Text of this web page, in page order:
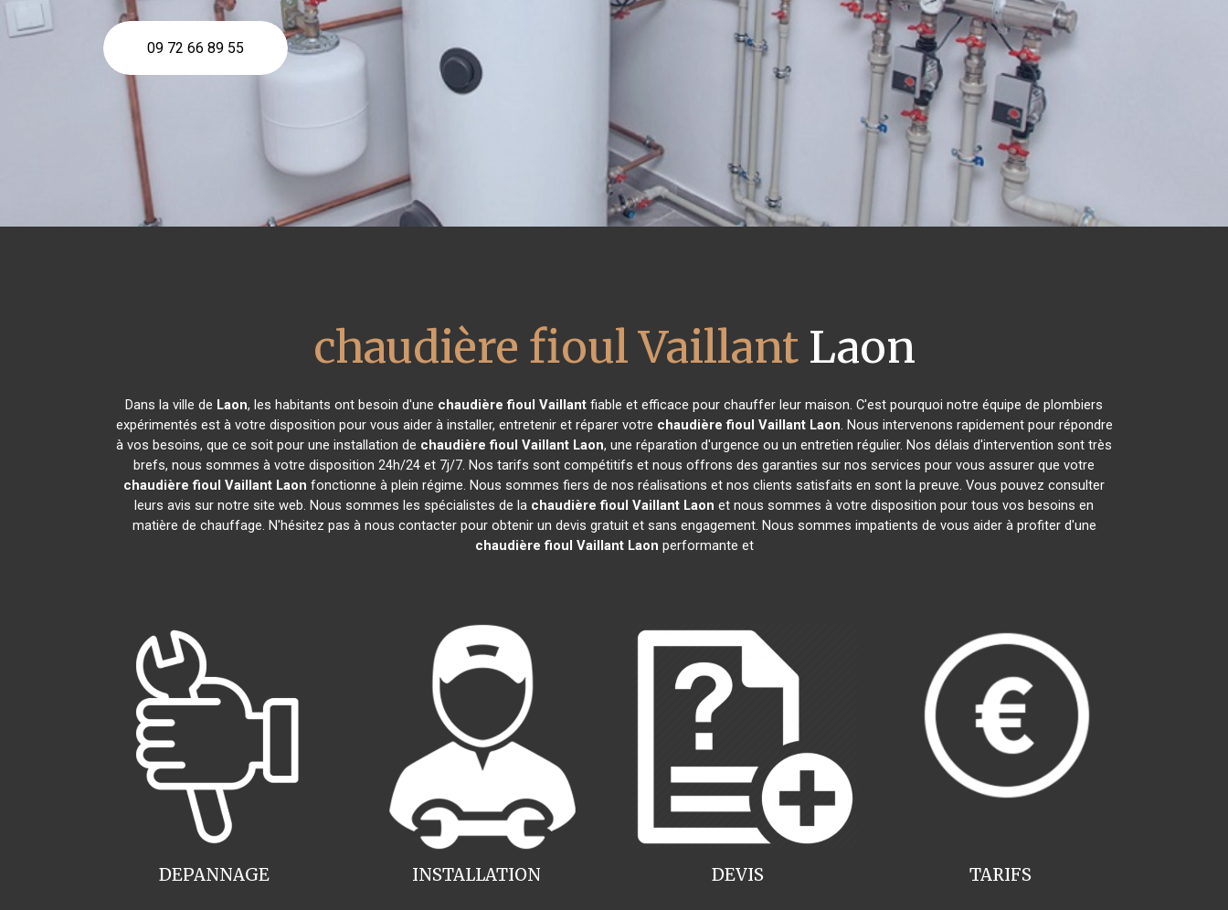
09 72 66 89 55
chaudière fioul VaillantLaon
Dans la ville de Laon, les habitants ont besoin d'une chaudière fioul Vaillant fiable et efficace pour chauffer leur maison. C'est pourquoi notre équipe de plombiers
expérimentés est à votre disposition pour vous aider à installer, entretenir et réparer votre chaudière fioul Vaillant Laon. Nous intervenons rapidement pour répondre
à vos besoins, que ce soit pour une installation de chaudière fioul Vaillant Laon, une réparation d'urgence ou un entretien régulier. Nos délais d'intervention sont très
brefs, nous sommes à votre disposition 24h/24 et 7j/7. Nos tarifs sont compétitifs et nous offrons des garanties sur nos services pour vous assurer que votre
chaudière fioul Vaillant Laon fonctionne à plein régime. Nous sommes fiers de nos réalisations et nos clients satisfaits en sont la preuve. Vous pouvez consulter
leurs avis sur notre site web. Nous sommes les spécialistes de la chaudière fioul Vaillant Laon et nous sommes à votre disposition pour tous vos besoins en
matière de chauffage. N'hésitez pas à nous contacter pour obtenir un devis gratuit et sans engagement. Nous sommes impatients de vous aider à profiter d'une
chaudière fioul Vaillant Laon performante et
INSTALLATION
DEPANNAGE TARIFS
DEVIS